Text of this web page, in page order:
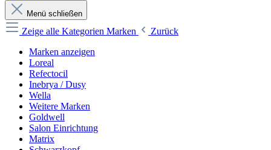
Menü schließen
Zeige alle Kategorien Marken
Zurück
Marken anzeigen
Loreal
Refectocil
Inebrya / Dusy
Wella
Weitere Marken
Goldwell
Salon Einrichtung
Matrix